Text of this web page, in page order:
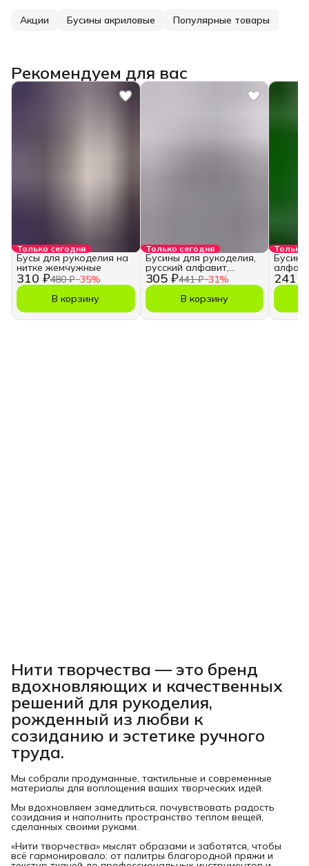
Акции Бусины акриловые Популярные товары
Рекомендуем для вас
Только сегодня
310 ₽480 ₽−35%
Бусы для рукоделия на
нитке жемчужные
В корзину
Только сегодня
305 ₽441 ₽−31%
Бусины для рукоделия,
русский алфавит,
кубики
В корзину
Только
241 ₽
Нити творчества — это бренд
вдохновляющих и качественных
решений для рукоделия,
рожденный из любви к
созиданию и эстетике ручного
труда.
Мы собрали продуманные, тактильные и современные
материалы для воплощения ваших творческих идей.
Мы вдохновляем замедлиться, почувствовать радость
созидания и наполнить пространство теплом вещей,
сделанных своими руками.
«Нити творчества» мыслят образами и заботятся, чтобы
всё гармонировало: от палитры благородной пряжи и